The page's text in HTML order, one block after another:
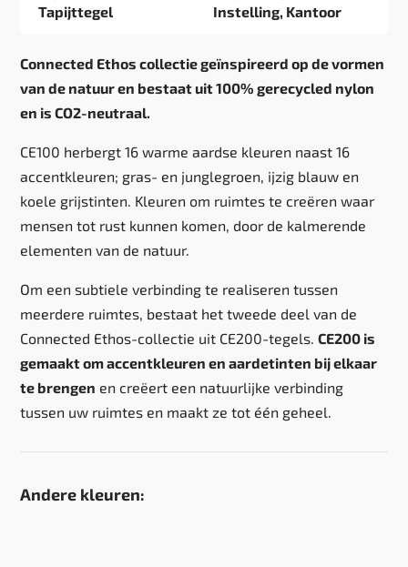
Tapijttegel
Instelling, Kantoor
Connected Ethos collectie geïnspireerd op de vormen
van de natuur en bestaat uit 100% gerecycled nylon
en is CO2-neutraal.
CE100 herbergt 16 warme aardse kleuren naast 16
accentkleuren; gras- en junglegroen, ijzig blauw en
koele grijstinten. Kleuren om ruimtes te creëren waar
mensen tot rust kunnen komen, door de kalmerende
elementen van de natuur.
Om een subtiele verbinding te realiseren tussen
meerdere ruimtes, bestaat het tweede deel van de
Connected Ethos-collectie uit CE200-tegels.CE200 is
gemaakt om accentkleuren en aardetinten bij elkaar
te brengen en creëert een natuurlijke verbinding
tussen uw ruimtes en maakt ze tot één geheel.
Andere kleuren: